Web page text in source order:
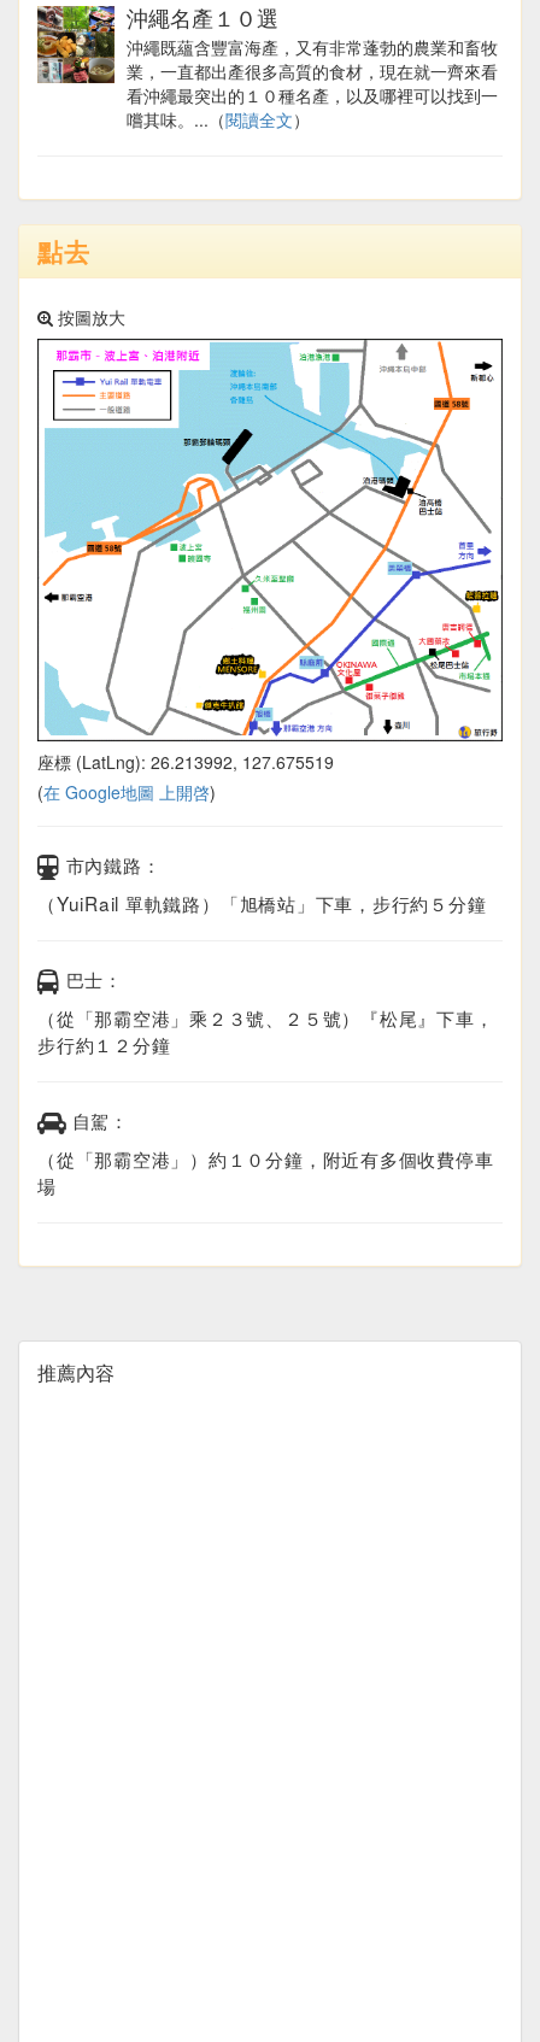
沖繩名產１０選
沖繩既蘊含豐富海產，又有非常蓬勃的農業和畜牧
業，一直都出產很多高質的食材，現在就一齊來看
看沖繩最突出的１０種名產，以及哪裡可以找到一
嚐其味。...（閱讀全文）
點去
按圖放大
座標 (LatLng): 26.213992, 127.675519
(在 Google地圖 上開啓)
市內鐵路：
（YuiRail 單軌鐵路）「旭橋站」下車，步行約５分鐘
巴士：
（從「那霸空港」乘２３號、２５號）『松尾』下車，
步行約１２分鐘
自駕：
（從「那霸空港」）約１０分鐘，附近有多個收費停車
場
推薦內容